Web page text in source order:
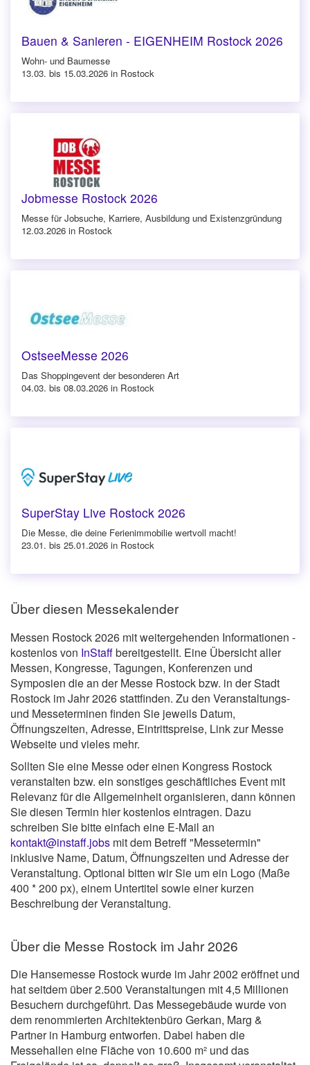
Bauen & Sanieren - EIGENHEIM Rostock 2026
Wohn- und Baumesse
13.03. bis 15.03.2026 in Rostock
Jobmesse Rostock 2026
Messe für Jobsuche, Karriere, Ausbildung und Existenzgründung
12.03.2026 in Rostock
OstseeMesse 2026
Das Shoppingevent der besonderen Art
04.03. bis 08.03.2026 in Rostock
SuperStay Live Rostock 2026
Die Messe, die deine Ferienimmobilie wertvoll macht!
23.01. bis 25.01.2026 in Rostock
Über diesen Messekalender
Messen Rostock 2026 mit weitergehenden Informationen -
kostenlos von InStaffbereitgestellt. Eine Übersicht aller
Messen, Kongresse, Tagungen, Konferenzen und
Symposien die an der Messe Rostock bzw. in der Stadt
Rostock im Jahr 2026 stattfinden. Zu den Veranstaltungs-
und Messeterminen finden Sie jeweils Datum,
Öffnungszeiten, Adresse, Eintrittspreise, Link zur Messe
Webseite und vieles mehr.
Sollten Sie eine Messe oder einen Kongress Rostock
veranstalten bzw. ein sonstiges geschäftliches Event mit
Relevanz für die Allgemeinheit organisieren, dann können
Sie diesen Termin hier kostenlos eintragen. Dazu
schreiben Sie bitte einfach eine E-Mail an
kontakt@instaff.jobs mit dem Betreff "Messetermin"
inklusive Name, Datum, Öffnungszeiten und Adresse der
Veranstaltung. Optional bitten wir Sie um ein Logo (Maße
400 * 200 px), einem Untertitel sowie einer kurzen
Beschreibung der Veranstaltung.
Über die Messe Rostock im Jahr 2026
Die Hansemesse Rostock wurde im Jahr 2002 eröffnet und
hat seitdem über 2.500 Veranstaltungen mit 4,5 Millionen
Besuchern durchgeführt. Das Messegebäude wurde von
dem renommierten Architektenbüro Gerkan, Marg &
Partner in Hamburg entworfen. Dabei haben die
Messehallen eine Fläche von 10.600 m² und das